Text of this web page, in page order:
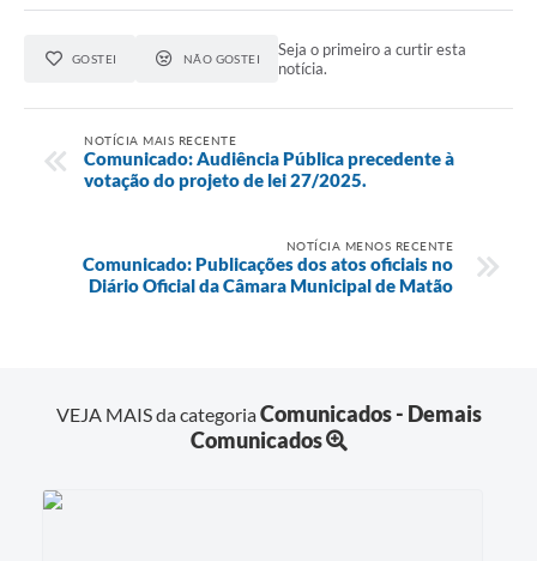
GOSTEI NÃO GOSTEI
Seja o primeiro a curtir esta
notícia.
NOTÍCIA MAIS RECENTE
Comunicado: Audiência Pública precedente à
votação do projeto de lei 27/2025.
NOTÍCIA MENOS RECENTE
Comunicado: Publicações dos atos oficiais no
Diário Oficial da Câmara Municipal de Matão
VEJA MAIS da categoriaComunicados - Demais
Comunicados